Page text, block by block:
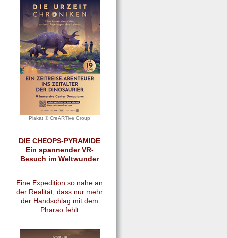
Plakat © CreARTive Group
DIE CHEOPS-PYRAMIDE
Ein spannender VR-
Besuch im Weltwunder
Eine Expedition so nahe an
der Realität, dass nur mehr
der Handschlag mit dem
Pharao fehlt